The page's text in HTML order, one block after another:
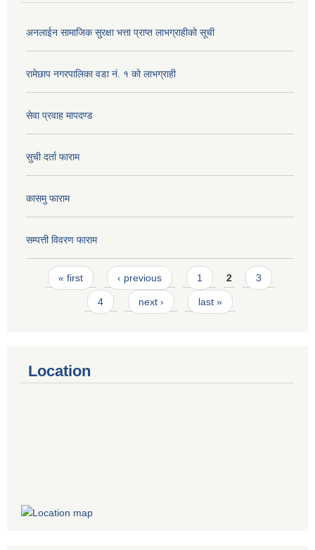
अनलाईन सामाजिक सुरक्षा भत्ता प्राप्त लाभग्राहीको सूची
रामेछाप नगरपालिका वडा नं. १ को लाभग्राही
सेवा प्रवाह मापदण्ड
सुची दर्ता फाराम
कासमु फाराम
सम्पत्ती विवरण फाराम
Pages
« first ‹ previous 1 2 3
4 next › last »
Location